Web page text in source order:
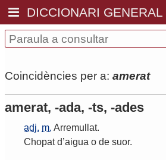
DICCIONARI GENERAL
Coincidències per a: amerat
amerat, -ada, -ts, -ades
adj. m. Arremullat.
Chopat d’aigua o de suor.